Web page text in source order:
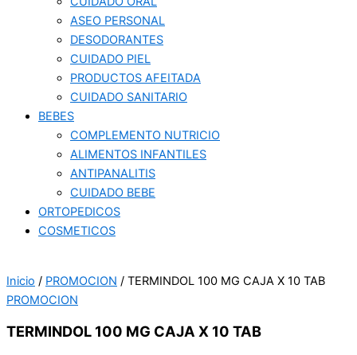
ASEO PERSONAL
DESODORANTES
CUIDADO PIEL
PRODUCTOS AFEITADA
CUIDADO SANITARIO
BEBES
COMPLEMENTO NUTRICIO
ALIMENTOS INFANTILES
ANTIPANALITIS
CUIDADO BEBE
ORTOPEDICOS
COSMETICOS
Inicio / PROMOCION / TERMINDOL 100 MG CAJA X 10 TAB
PROMOCION
TERMINDOL 100 MG CAJA X 10 TAB